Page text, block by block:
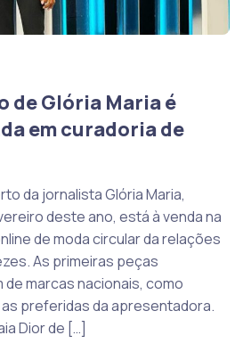
de Glória Maria é
em curadoria de
da jornalista Glória Maria,
deste ano, está à venda na
de moda circular da relações
As primeiras peças
marcas nacionais, como
as preferidas da apresentadora.
Dior de […]